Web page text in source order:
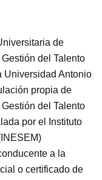
de
del Talento
Universidad Antonio
propia de
del Talento
por el Instituto
a la
o certificado de